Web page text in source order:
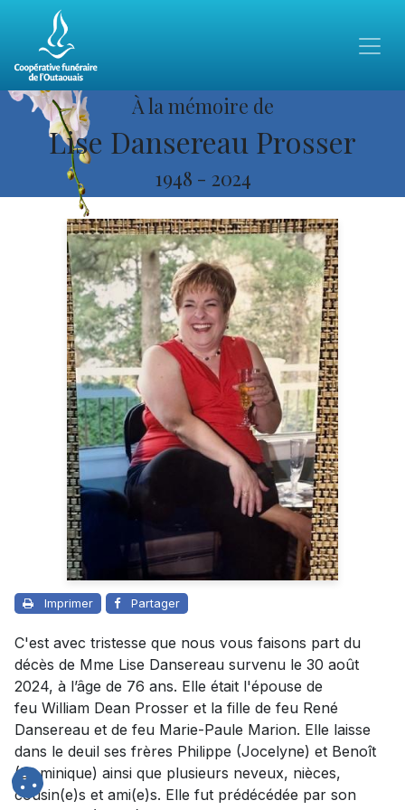
À la mémoire de
Lise Dansereau Prosser
1948 - 2024
Imprimer Partager
C'est avec tristesse que nous vous faisons part du
décès de Mme Lise Dansereau survenu le 30 août
2024, à l’âge de 76 ans. Elle était l'épouse de
feu William Dean Prosser et la fille de feu René
Dansereau et de feu Marie-Paule Marion. Elle laisse
dans le deuil ses frères Philippe (Jocelyne) et Benoît
(Dominique) ainsi que plusieurs neveux, nièces,
cousin(e)s et ami(e)s. Elle fut prédécédée par son